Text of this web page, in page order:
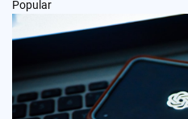
Popular